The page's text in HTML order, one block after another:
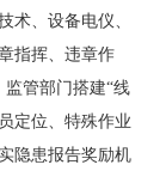
术、设备电仪、
指挥、违章作
管部门搭建“线
定位、特殊作业
隐患报告奖励机